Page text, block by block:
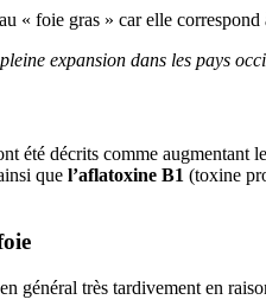
« foie gras » car elle
expansion dans les pays
été décrits comme augmentant
que l’aflatoxineB1 (toxine
général très tardivement en